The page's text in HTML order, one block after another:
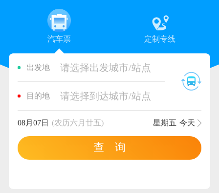
汽车票 定制专线
出发地 请选择出发城市/站点
目的地 请选择到达城市/站点
08月07日 (农历六月廿五) 星期五 今天
查 询